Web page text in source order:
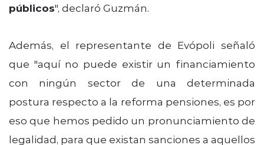
públicos", declaró Guzmán.
Además, el representante de Evópoli señaló
que "aquí no puede existir un financiamiento
con ningún sector de una determinada
postura respecto a la reforma pensiones, es por
eso que hemos pedido un pronunciamiento de
legalidad, para que existan sanciones a aquellos